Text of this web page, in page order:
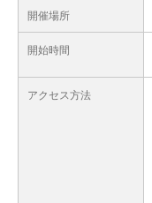
開催場所
開始時間
アクセス方法